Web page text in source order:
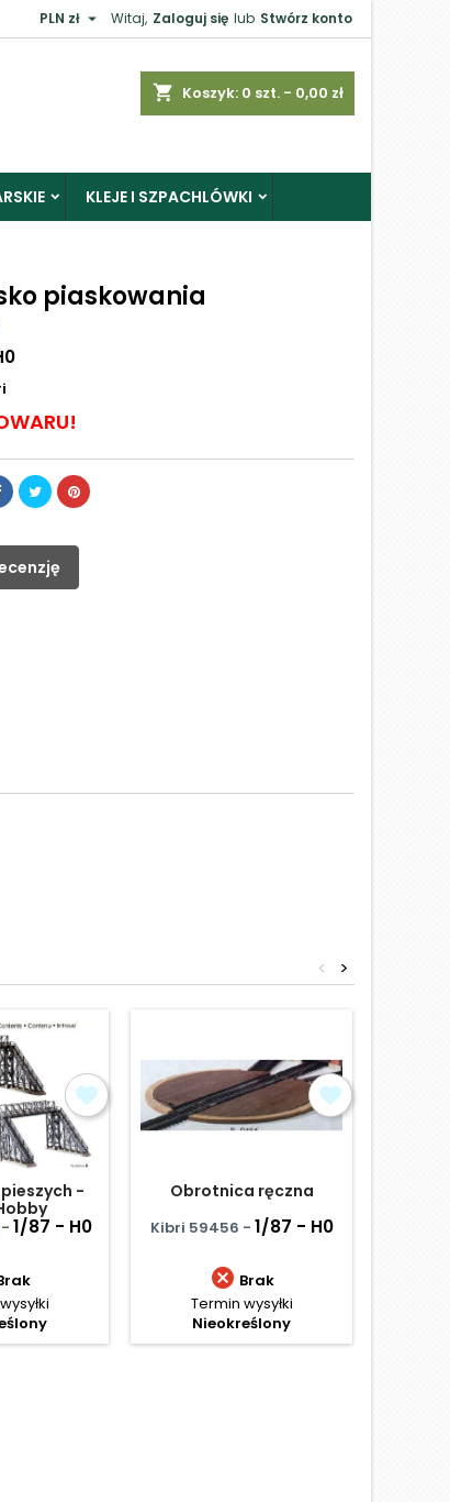
Witaj, Zaloguj się lub Stwórz konto
PLN zł 
shopping_cart Koszyk: 0 szt. - 0,00 zł
KLEJE I SZPACHLÓWKI
piaskowania
>
<
-
- 1/87 - H0
Obrotnica ręczna
Kibri 59456 - 1/87 - H0
 Brak
Termin wysyłki
Nieokreślony